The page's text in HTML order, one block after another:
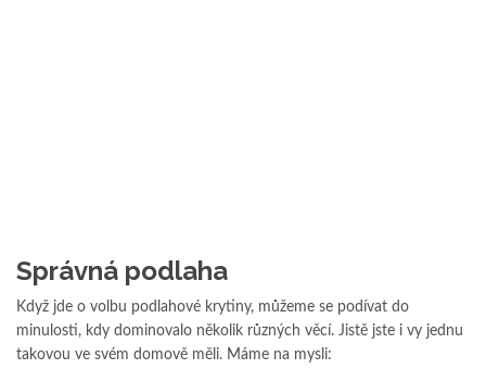
Správná podlaha
Když jde o volbu podlahové krytiny, můžeme se podívat do
minulosti, kdy dominovalo několik různých věcí. Jistě jste i vy jednu
takovou ve svém domově měli. Máme na mysli: